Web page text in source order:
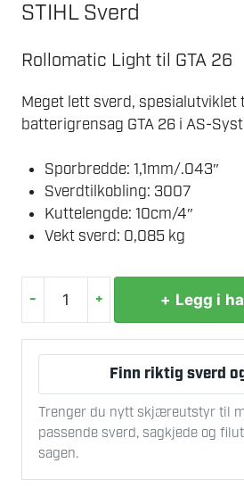
STIHL Sverd
Rollomatic Light til GTA 26
Meget lett sverd, spesialutviklet
batterigrensag GTA 26 i AS-
Sporbredde: 1,1mm/.043″
Sverdtilkobling: 3007
Kuttelengde: 10cm/4″
Vekt sverd: 0,085 kg
-
L
10CM/4"
1,1MM/0.043"
antall
+ + Legg i
Finn riktig sverd
Trenger du nytt skjæreutstyr til
passende sverd, sagkjede og
sagen.